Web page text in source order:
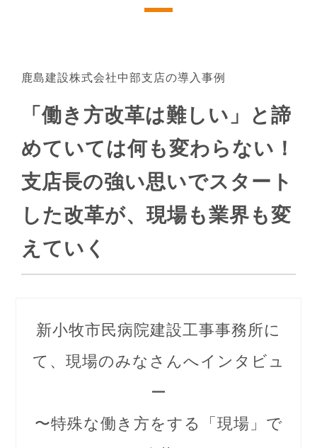
鹿島建設株式会社中部支店の導入事例
「働き方改革は難しい」と諦
めていては何も変わらない！
支店長の強い思いでスタート
した改革が、現場も業界も変
えていく
新小牧市民病院建設工事事務所に
て、現場のみなさんへインタビュ
ー
〜特殊な働き方をする「現場」で